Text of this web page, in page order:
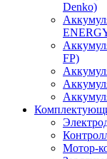
Denko)
FP)
Мотор-